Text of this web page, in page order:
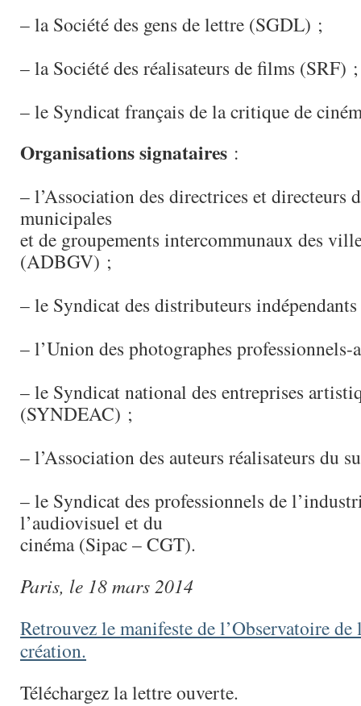
– la Société des gens de lettre (SGDL) ;
– la Société des réalisateurs de films (SRF) ;
– le Syndicat français de la critique de
Organisations signataires :
– l’Association des directrices et directeurs
municipales
et de groupements intercommunaux des
(ADBGV) ;
– le Syndicat des distributeurs
– l’Union des photographes
– le Syndicat national des entreprises
(SYNDEAC) ;
– l’Association des auteurs réalisateurs du
– le Syndicat des professionnels de
l’audiovisuel et du
cinéma (Sipac – CGT).
Paris, le 18 mars 2014
Retrouvez le manifeste de l’Observatoire
création.
Téléchargez la lettre ouverte.